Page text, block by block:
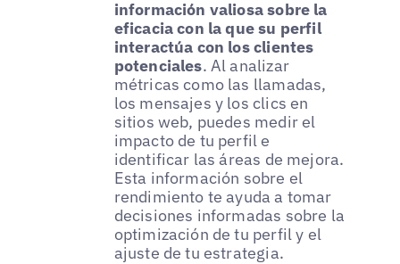
información valiosa sobre la
eficacia con la que su perfil
interactúa con los clientes
potenciales. Al analizar
métricas como las llamadas,
los mensajes y los clics en
sitios web, puedes medir el
impacto de tu perfil e
identificar las áreas de mejora.
Esta información sobre el
rendimiento te ayuda a tomar
decisiones informadas sobre la
optimización de tu perfil y el
ajuste de tu estrategia.